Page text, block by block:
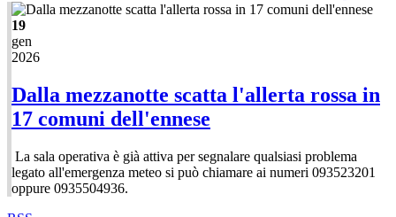
19
gen
2026
Dalla mezzanotte scatta l'allerta rossa in
17 comuni dell'ennese
La sala operativa è già attiva per segnalare qualsiasi problema
legato all'emergenza meteo si può chiamare ai numeri 093523201
oppure 0935504936.